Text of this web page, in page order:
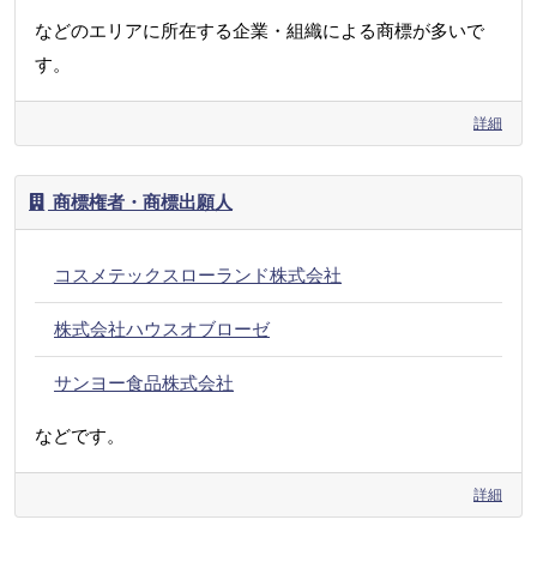
などのエリアに所在する企業・組織による商標が多いで
す。
詳細
商標権者・商標出願人
コスメテックスローランド株式会社
株式会社ハウスオブローゼ
サンヨー食品株式会社
などです。
詳細